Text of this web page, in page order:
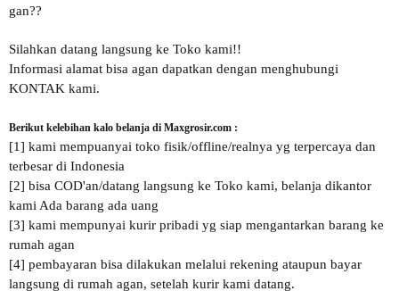
gan??
Silahkan datang langsung ke Toko kami!!
Informasi alamat bisa agan dapatkan dengan menghubungi
KONTAK kami.
Berikut kelebihan kalo belanja di Maxgrosir.com :
[1] kami mempuanyai toko fisik/offline/realnya yg terpercaya dan
terbesar di Indonesia
[2] bisa COD'an/datang langsung ke Toko kami, belanja dikantor
kami Ada barang ada uang
[3] kami mempunyai kurir pribadi yg siap mengantarkan barang ke
rumah agan
[4] pembayaran bisa dilakukan melalui rekening ataupun bayar
langsung di rumah agan, setelah kurir kami datang.